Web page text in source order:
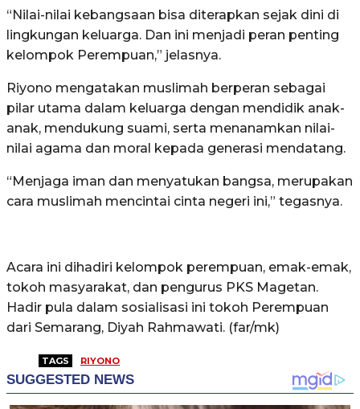
“Nilai-nilai kebangsaan bisa diterapkan sejak dini di
lingkungan keluarga. Dan ini menjadi peran penting
kelompok Perempuan,” jelasnya.
Riyono mengatakan muslimah berperan sebagai
pilar utama dalam keluarga dengan mendidik anak-
anak, mendukung suami, serta menanamkan nilai-
nilai agama dan moral kepada generasi mendatang.
“Menjaga iman dan menyatukan bangsa, merupakan
cara muslimah mencintai cinta negeri ini,” tegasnya.
Acara ini dihadiri kelompok perempuan, emak-emak,
tokoh masyarakat, dan pengurus PKS Magetan.
Hadir pula dalam sosialisasi ini tokoh Perempuan
dari Semarang, Diyah Rahmawati. (far/mk)
TAGS RIYONO